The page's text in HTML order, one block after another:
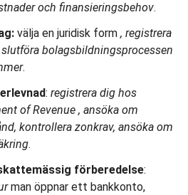
och finansieringsbehov.
välja en juridisk form , registrera
bolagsbildningsprocessen
.
: registrera dig hos
of Revenue , ansöka om
kontrollera zonkrav, ansöka om
.
förberedelse:
man öppnar ett bankkonto,